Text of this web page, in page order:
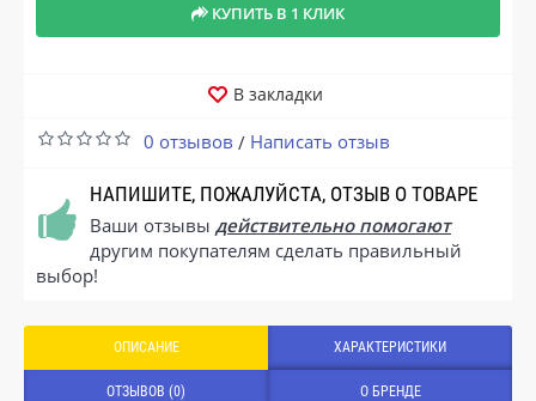
КУПИТЬ В 1 КЛИК
В закладки
0 отзывов / Написать отзыв
НАПИШИТЕ, ПОЖАЛУЙСТА, ОТЗЫВ О ТОВАРЕ
Ваши отзывы действительно помогают
другим покупателям сделать правильный
выбор!
ОПИСАНИЕ ХАРАКТЕРИСТИКИ
ОТЗЫВОВ (0) О БРЕНДЕ